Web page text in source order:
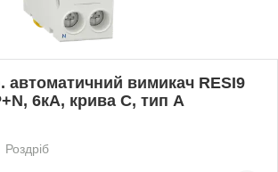
автоматичний вимикач RESI9
6кA, крива С, тип А
Роздріб